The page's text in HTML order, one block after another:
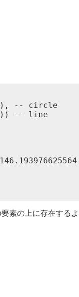
-- circle
-- line
素の上に存在するよ